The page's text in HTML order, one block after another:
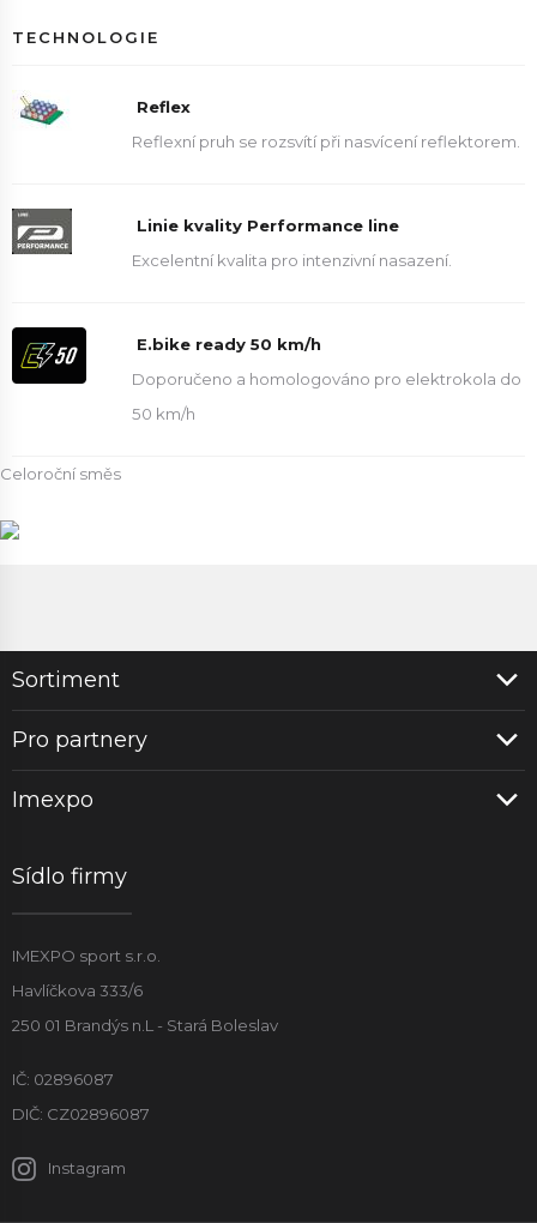
TECHNOLOGIE
Reflex
Reflexní pruh se rozsvítí při nasvícení reflektorem.
Linie kvality Performance line
Excelentní kvalita pro intenzivní nasazení.
E.bike ready 50 km/h
Doporučeno a homologováno pro elektrokola do
50 km/h
Celoroční směs
Sortiment
Pro partnery
Imexpo
Sídlo firmy
IMEXPO sport s.r.o.
Havlíčkova 333/6
250 01 Brandýs n.L - Stará Boleslav
IČ: 02896087
DIČ: CZ02896087
Instagram